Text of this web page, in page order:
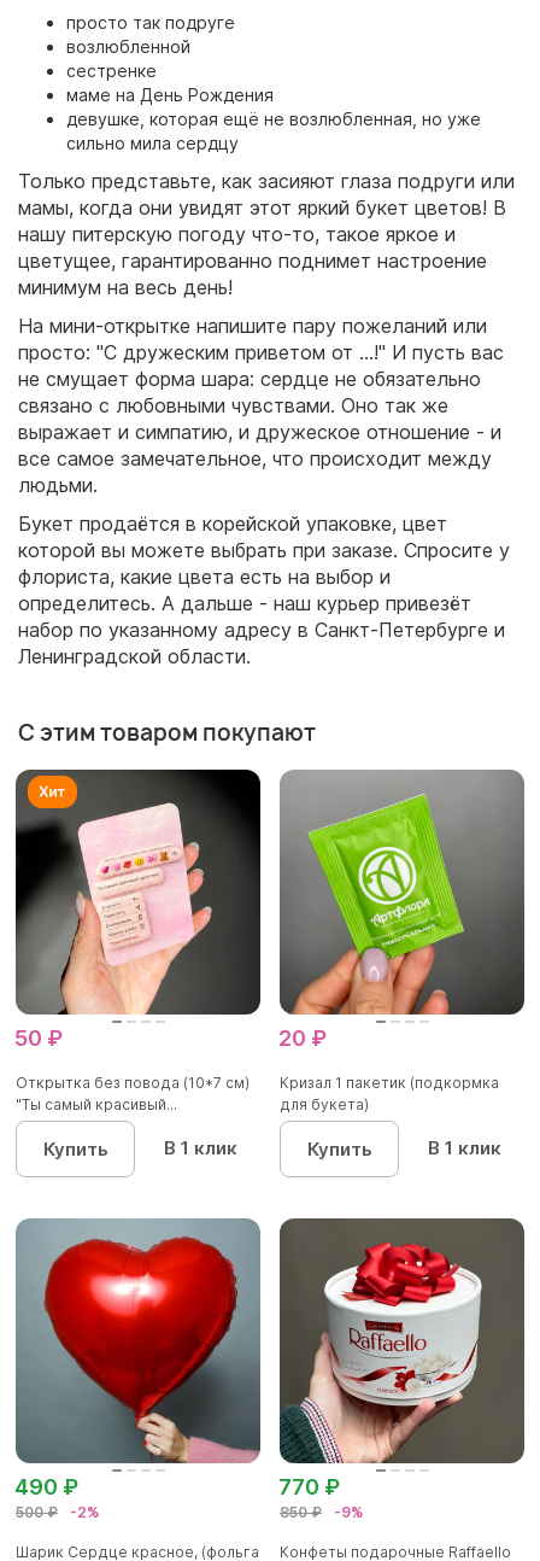
просто так подруге
возлюбленной
сестренке
маме на День Рождения
девушке, которая ещё не возлюбленная, но уже
сильно мила сердцу
Только представьте, как засияют глаза подруги или
мамы, когда они увидят этот яркий букет цветов! В
нашу питерскую погоду что-то, такое яркое и
цветущее, гарантированно поднимет настроение
минимум на весь день!
На мини-открытке напишите пару пожеланий или
просто: "С дружеским приветом от …!" И пусть вас
не смущает форма шара: сердце не обязательно
связано с любовными чувствами. Оно так же
выражает и симпатию, и дружеское отношение - и
все самое замечательное, что происходит между
людьми.
Букет продаётся в корейской упаковке, цвет
которой вы можете выбрать при заказе. Спросите у
флориста, какие цвета есть на выбор и
определитесь. А дальше - наш курьер привезёт
набор по указанному адресу в Санкт-Петербурге и
Ленинградской области.
С этим товаром покупают
50 ₽
Открытка без повода (10*7 см)
"Ты самый красивый...
Купить В 1 клик
20 ₽
Кризал 1 пакетик (подкормка
для букета)
Купить В 1 клик
500 ₽ -2%
490 ₽
Шарик Сердце красное, (фольга
850 ₽ -9%
770 ₽
Конфеты подарочные Raffaello